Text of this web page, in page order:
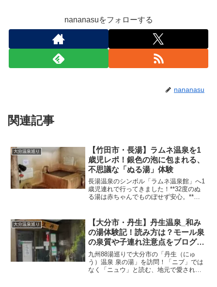
nananasuをフォローする
nananasu
関連記事
大分温泉巡り
【竹田市・長湯】ラムネ温泉を1
歳児レポ！銀色の泡に包まれる、
不思議な「ぬる湯」体験
長湯温泉のシンボル「ラムネ温泉館」へ1
歳児連れで行ってきました！**32度のぬ
る湯は赤ちゃんでものぼせず安心。**家
しく紹介。親子で銀色の泡に包まれる、
最高の温泉体験をパパが解説します。
大分温泉巡り
【大分市・丹生】丹生温泉_和み
の湯体験記！読み方は？モール泉
の泉質や子連れ注意点をブログレ
ポート
九州88湯巡りで大分市の「丹生（にゅ
う）温泉 泉の湯」を訪問！「ニブ」では
なく「ニュウ」と読む、地元で愛される